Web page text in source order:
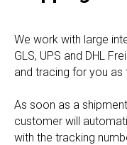
We work with large
GLS, UPS and DHL
and tracing for you as
As soon as a
customer will
with the tracking